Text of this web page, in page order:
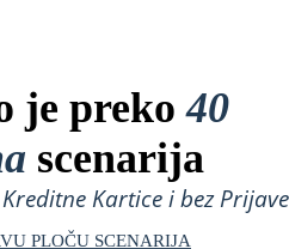
je preko40
scenarija
Kartice i bez
PLOČU SCENARIJA